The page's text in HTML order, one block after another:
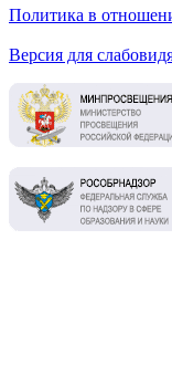
Политика в
Версия для